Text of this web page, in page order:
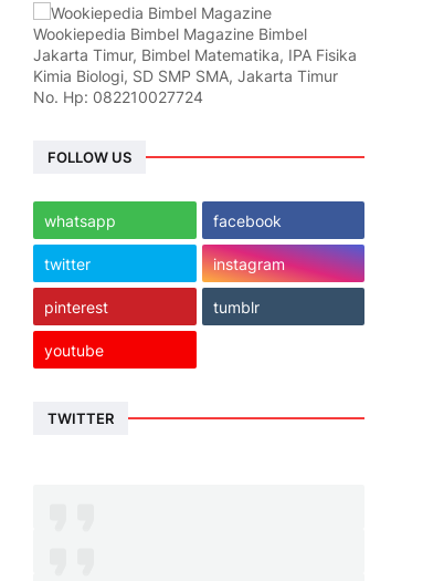
Wookiepedia Bimbel Magazine Bimbel
Jakarta Timur, Bimbel Matematika, IPA Fisika
Kimia Biologi, SD SMP SMA, Jakarta Timur
No. Hp: 082210027724
FOLLOW US
whatsapp facebook
twitter instagram
pinterest tumblr
youtube
TWITTER